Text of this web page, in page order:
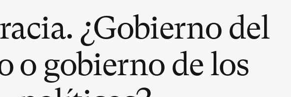
¿Gobierno del
o gobierno de los